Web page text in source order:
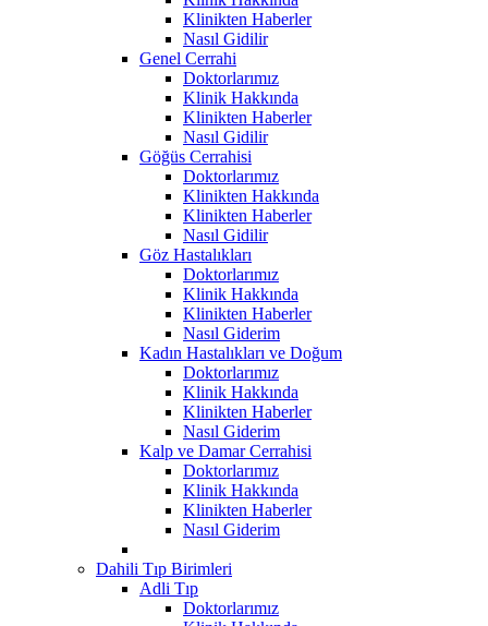
Klinikten Haberler
Nasıl Gidilir
Genel Cerrahi
Doktorlarımız
Klinik Hakkında
Klinikten Haberler
Nasıl Gidilir
Göğüs Cerrahisi
Doktorlarımız
Klinikten Hakkında
Klinikten Haberler
Nasıl Gidilir
Göz Hastalıkları
Doktorlarımız
Klinik Hakkında
Klinikten Haberler
Nasıl Giderim
Kadın Hastalıkları ve Doğum
Doktorlarımız
Klinik Hakkında
Klinikten Haberler
Nasıl Giderim
Kalp ve Damar Cerrahisi
Doktorlarımız
Klinik Hakkında
Klinikten Haberler
Nasıl Giderim
Dahili Tıp Birimleri
Adli Tıp
Doktorlarımız